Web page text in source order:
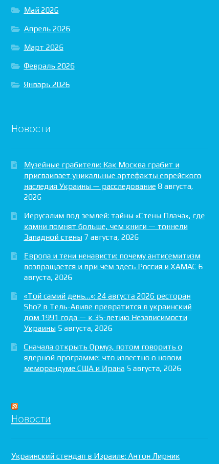
Май 2026
Апрель 2026
Март 2026
Февраль 2026
Январь 2026
Новости
Музейные грабители: Как Москва грабит и
присваивает уникальные артефакты еврейского
наследия Украины — расследование 8 августа,
2026
Иерусалим под землей: тайны «Стены Плача», где
камни помнят больше, чем книги — тоннели
Западной стены 7 августа, 2026
Европа и тени ненависти: почему антисемитизм
возвращается и при чём здесь Россия и ХАМАС 6
августа, 2026
«Той самий день…»: 24 августа 2026 ресторан
Sho? в Тель-Авиве превратится в украинский
дом 1991 года — к 35-летию Независимости
Украины 5 августа, 2026
Сначала открыть Ормуз, потом говорить о
ядерной программе: что известно о новом
меморандуме США и Ирана 5 августа, 2026
Новости
Украинский стендап в Израиле: Антон Лирник